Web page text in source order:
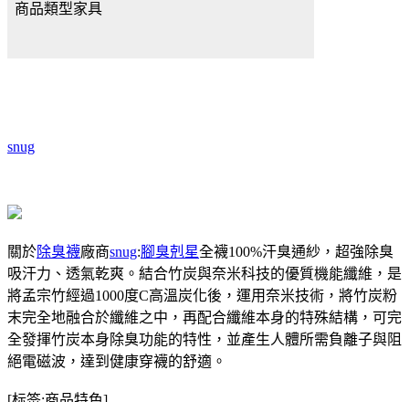
商品類型家具
snug
關於除臭襪廠商snug:腳臭剋星全襪100%汗臭通紗，超強除臭
吸汗力、透氣乾爽。結合竹炭與奈米科技的優質機能纖維，是
將孟宗竹經過1000度C高溫炭化後，運用奈米技術，將竹炭粉
末完全地融合於纖維之中，再配合纖維本身的特殊結構，可完
全發揮竹炭本身除臭功能的特性，並產生人體所需負離子與阻
絕電磁波，達到健康穿襪的舒適。